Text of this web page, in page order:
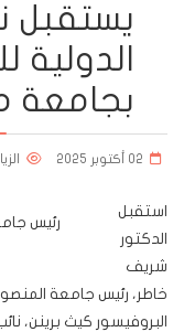
يستقبل
بجامعة
02 أكتوبر 2025
استقبل
الدكتور
شريف
البروفيسور كيث برينن،